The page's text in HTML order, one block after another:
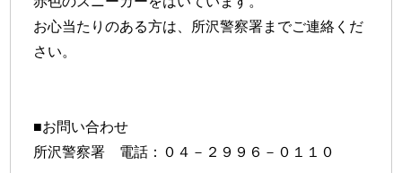
お心当たりのある方は、所沢警察署までご連絡くだ
さい。
■お問い合わせ
所沢警察署 電話：０４－２９９６－０１１０